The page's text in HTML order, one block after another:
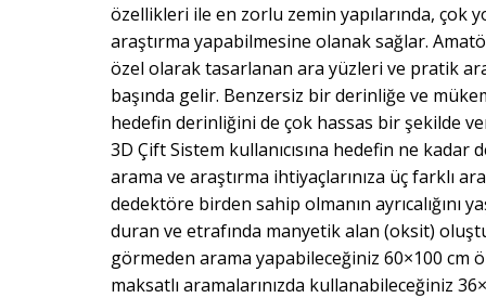
özellikleri ile en zorlu zemin yapılarında, çok
araştırma yapabilmesine olanak sağlar.
özel olarak tasarlanan ara yüzleri ve pratik
başında gelir. Benzersiz bir derinliğe ve
hedefin derinliğini de çok hassas bir şekilde
3D Çift Sistem kullanıcısına hedefin ne
arama ve araştırma ihtiyaçlarınıza üç farklı
dedektöre birden sahip olmanın ayrıcalığını
duran ve etrafında manyetik alan (oksit)
görmeden arama yapabileceğiniz 60×100 cm
maksatlı aramalarınızda kullanabileceğiniz